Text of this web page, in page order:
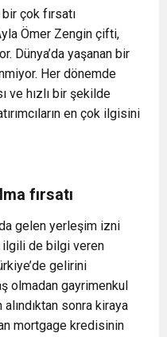
çok fırsatı
Ömer Zengin çifti,
Dünya’da yaşanan bir
Her dönemde
ve hızlı bir şekilde
en çok ilgisini
fırsatı
gelen yerleşim izni
ilgili de bilgi veren
gelirini
olmadan gayrimenkul
sonra kiraya
mortgage kredisinin